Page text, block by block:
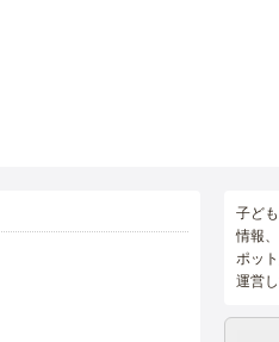
子ど
情報
ポッ
運営